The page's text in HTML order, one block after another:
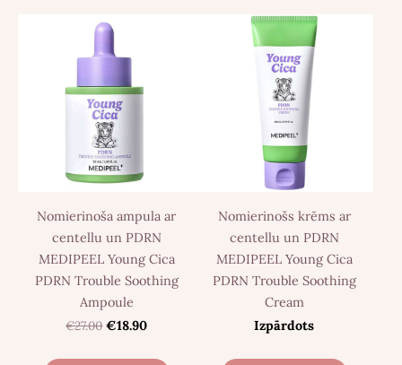
Nomierinoša ampula ar
centellu un PDRN
MEDIPEEL Young Cica
PDRN Trouble Soothing
Ampoule
€27.00 €18.90
Nomierinošs krēms ar
centellu un PDRN
MEDIPEEL Young Cica
PDRN Trouble Soothing
Cream
Izpārdots